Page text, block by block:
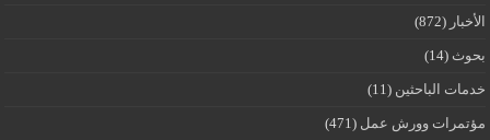
الأخبار (872)
بحوث (14)
خدمات الباحثين (11)
مؤتمرات وورش عمل (471)